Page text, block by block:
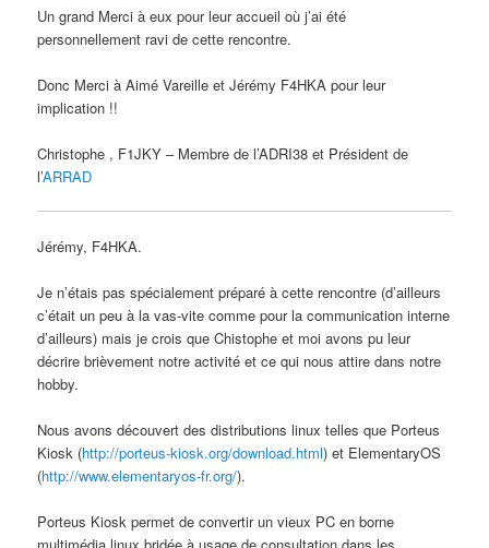
Un grand Merci à eux pour leur accueil où j’ai été
personnellement ravi de cette rencontre.
Donc Merci à Aimé Vareille et Jérémy F4HKA pour leur
implication !!
Christophe , F1JKY – Membre de l’ADRI38 et Président de
l’ARRAD
Jérémy, F4HKA.
Je n’étais pas spécialement préparé à cette rencontre (d’ailleurs
c’était un peu à la vas-vite comme pour la communication interne
d’ailleurs) mais je crois que Chistophe et moi avons pu leur
décrire brièvement notre activité et ce qui nous attire dans notre
hobby.
Nous avons découvert des distributions linux telles que Porteus
Kiosk (http://porteus-kiosk.org/download.html) et ElementaryOS
(http://www.elementaryos-fr.org/).
Porteus Kiosk permet de convertir un vieux PC en borne